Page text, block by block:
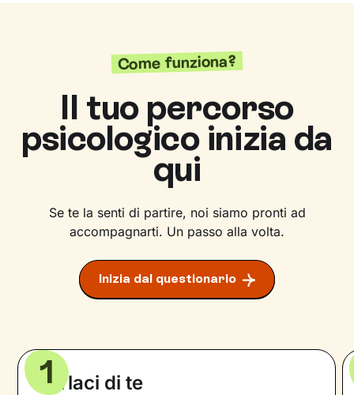
Come funziona?
Il tuo percorso
psicologico inizia da
qui
Se te la senti di partire, noi siamo pronti ad
accompagnarti. Un passo alla volta.
Inizia dal questionario
Parlaci di te
1